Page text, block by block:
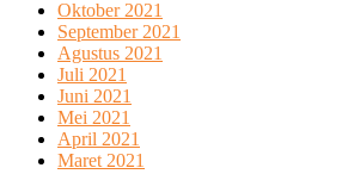
Oktober 2021
September 2021
Agustus 2021
Juli 2021
Juni 2021
Mei 2021
April 2021
Maret 2021